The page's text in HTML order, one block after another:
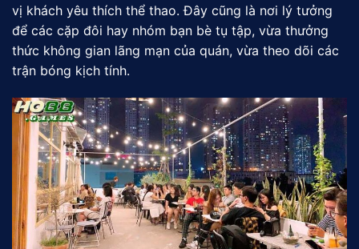
vị khách yêu thích thể thao. Đây cũng là nơi lý tưởng
để các cặp đôi hay nhóm bạn bè tụ tập, vừa thưởng
thức không gian lãng mạn của quán, vừa theo dõi các
trận bóng kịch tính.